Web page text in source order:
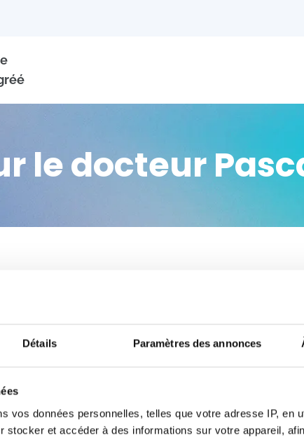
Détails Paramètres des annonces
vos données personnelles, telles que votre adresse IP, en
stocker et accéder à des informations sur votre appareil,
le docteur
−